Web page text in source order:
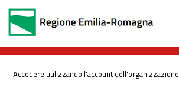
Accedere utilizzando l'account dell'organizzazione